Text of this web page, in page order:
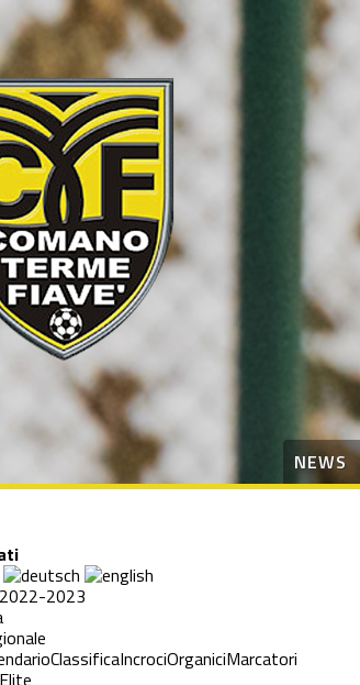
NEWS
2023
ClassificaIncrociOrganiciMarcatori